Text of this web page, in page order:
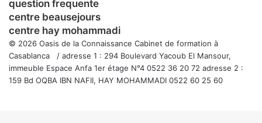
question frequente
centre beausejours
centre hay mohammadi
© 2026 Oasis de la Connaissance Cabinet de formation à
Casablanca / adresse 1 : 294 Boulevard Yacoub El Mansour,
immeuble Espace Anfa 1er étage N°4 0522 36 20 72 adresse 2 :
159 Bd OQBA IBN NAFII, HAY MOHAMMADI 0522 60 25 60